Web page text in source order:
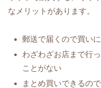
なメリットがあります。
郵送で届くので買い
わざわざお店まで行
ことがない
まとめ買いできるの